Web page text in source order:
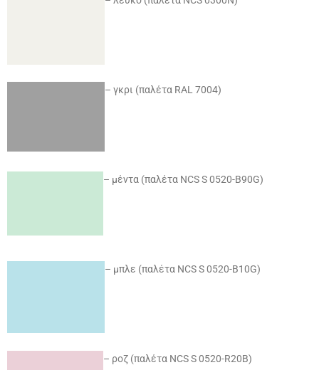
– γκρι (παλέτα RAL 7004)
– μέντα (παλέτα NCS S 0520-B90G)
– μπλε (παλέτα NCS S 0520-B10G)
– ροζ (παλέτα NCS S 0520-R20B)